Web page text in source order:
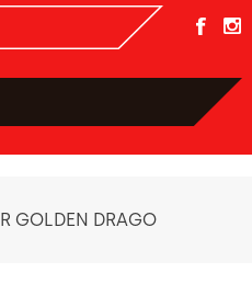
GOLDEN DRAGO